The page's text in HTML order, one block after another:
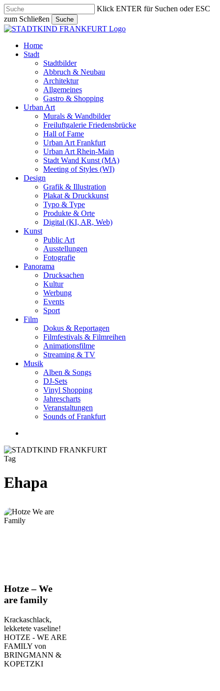
Skip
to
main
content
Klick ENTER für Suchen oder ESC
zum Schließen
Suche
Close
search
Menu
Home
Stadt
Stadtbilder
Abbruch & Neubau
Architektur
Allgemeines
Gastro & Shopping
Urban Art
Murals & Wandbilder
Freiluftgalerie Friedensbrücke
Hall of Fame
Urban Art Frankfurt
Urban Art Rhein-Main
Stadt Wand Kunst (MA)
Meeting of Styles (WI)
Design
Grafik & Illustration
Plakat & Druckkunst
Typo & Type
Produkte & Orte
Digital (KI, AR, Web)
Kunst
Public Art
Ausstellungen
Fotografie
Panorama
Drucksachen
Kultur
Werbung
Events
Sport
Film
Dokus & Reportagen
Filmfestivals & Filmreihen
Animationsfilme
Streaming & TV
Musik
Alben & Songs
DJ-Sets
Vinyl Shopping
Jahrescharts
Veranstaltungen
Sounds of Frankfurt
Tag
Ehapa
Hotze
We
family
Hotze – We
are family
Krackaschlack,
lekketete vaseline!
HOTZE - WE ARE
FAMILY von
BRINGMANN &
KOPETZKI